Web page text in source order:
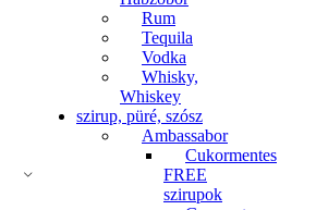
Rum
Tequila
Vodka
Whisky,
Whiskey
szirup, püré, szósz
Ambassabor
Cukormentes
FREE
szirupok